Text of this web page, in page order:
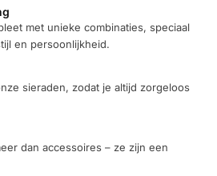
met unieke combinaties, speciaal
en persoonlijkheid.
sieraden, zodat je altijd zorgeloos
dan accessoires – ze zijn een